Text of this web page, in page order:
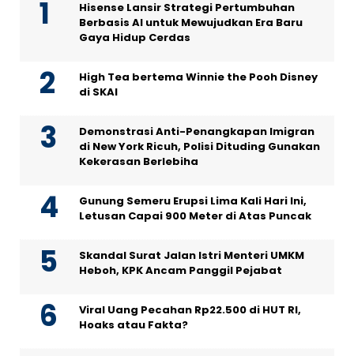
Hisense Lansir Strategi Pertumbuhan
Berbasis AI untuk Mewujudkan Era Baru
Gaya Hidup Cerdas
High Tea bertema Winnie the Pooh Disney
di SKAI
Demonstrasi Anti-Penangkapan Imigran
di New York Ricuh, Polisi Dituding Gunakan
Kekerasan Berlebiha
Gunung Semeru Erupsi Lima Kali Hari Ini,
Letusan Capai 900 Meter di Atas Puncak
Skandal Surat Jalan Istri Menteri UMKM
Heboh, KPK Ancam Panggil Pejabat
Viral Uang Pecahan Rp22.500 di HUT RI,
Hoaks atau Fakta?